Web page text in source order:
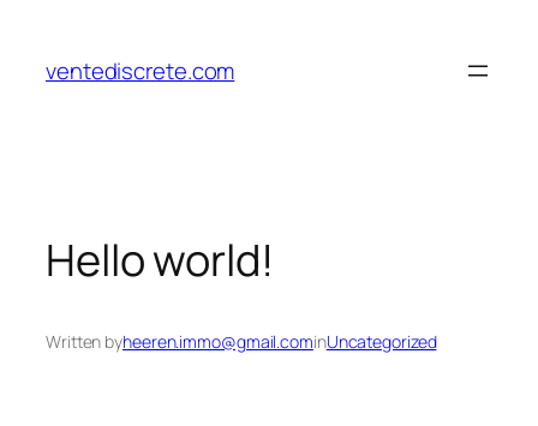
contenu
ventediscrete.com
Hello world!
Written byheeren.immo@gmail.cominUncategorized